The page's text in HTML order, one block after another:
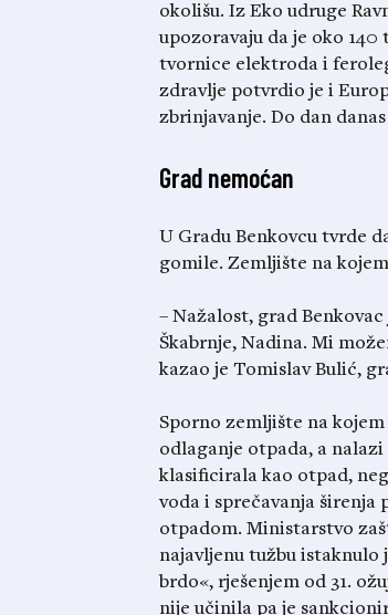
okolišu. Iz Eko udruge
upozoravaju da je oko
tvornice elektroda i
zdravlje potvrdio je i
zbrinjavanje. Do dan
Grad nemoćan
U Gradu Benkovcu tvrde
gomile. Zemljište na
– Nažalost, grad
Škabrnje, Nadina. Mi
kazao je Tomislav Bulić,
Sporno zemljište na
odlaganje otpada, a
klasificirala kao otpad,
voda i sprečavanja širenja
otpadom. Ministarstvo
najavljenu tužbu istaknulo
brdo«, rješenjem od 31.
nije učinila pa je